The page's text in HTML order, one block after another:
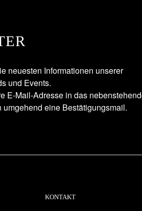
neuesten Informationen unserer
und Events.
E-Mail-Adresse in das
eine Bestätigungsmail.
KONTAKT